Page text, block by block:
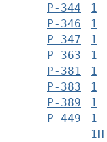
Р-344
1
Р-346
1
Р-347
1
Р-363
1
Р-381
1
Р-383
1
Р-389
1
Р-449
1
1П